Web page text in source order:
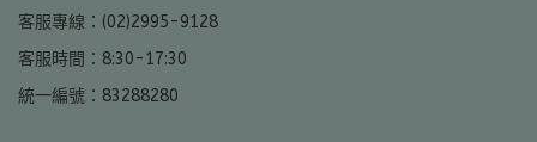
客服專線：(02)2995-9128
客服時間：8:30-17:30
統一編號：83288280